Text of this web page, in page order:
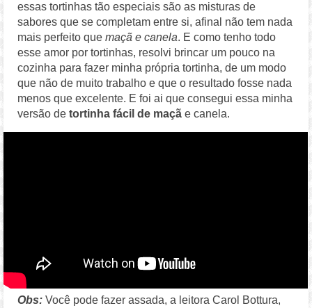
essas tortinhas tão especiais são as misturas de
sabores que se completam entre si, afinal não tem nada
mais perfeito quemaçã e canela. E como tenho todo
esse amor por tortinhas, resolvi brincar um pouco na
cozinha para fazer minha própria tortinha, de um modo
que não de muito trabalho e que o resultado fosse nada
menos que excelente. E foi ai que consegui essa minha
versão detortinha fácil de maçã e canela.
Obs: Você pode fazer assada, a leitora Carol Bottura,